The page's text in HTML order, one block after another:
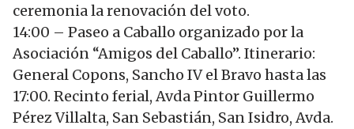
ceremonia la renovación del voto.
14:00 – Paseo a Caballo organizado por la
Asociación “Amigos del Caballo”. Itinerario:
General Copons, Sancho IV el Bravo hasta las
17:00. Recinto ferial, Avda Pintor Guillermo
Pérez Villalta, San Sebastián, San Isidro, Avda.